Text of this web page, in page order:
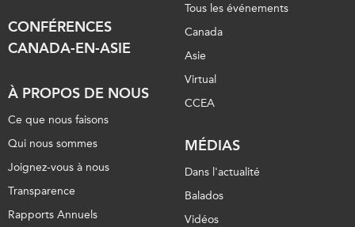
CONFÉRENCES
CANADA-EN-ASIE
À PROPOS DE NOUS
Ce que nous faisons
Qui nous sommes
Joignez-vous à nous
Transparence
Rapports Annuels
Tous les événements
Canada
Asie
Virtual
CCEA
MÉDIAS
Dans l'actualité
Balados
Vidéos